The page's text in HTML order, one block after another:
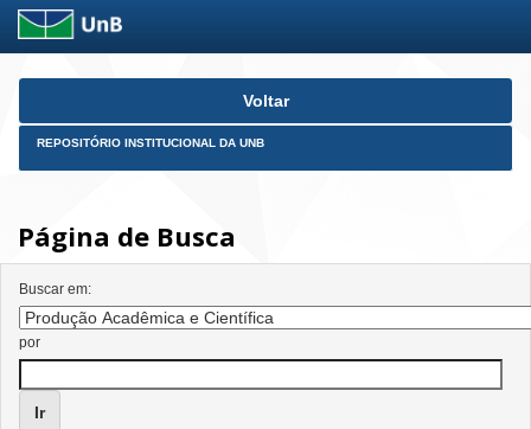
Skip
Voltar
REPOSITÓRIO INSTITUCIONAL DA UNB
Página de Busca
Buscar em:
por